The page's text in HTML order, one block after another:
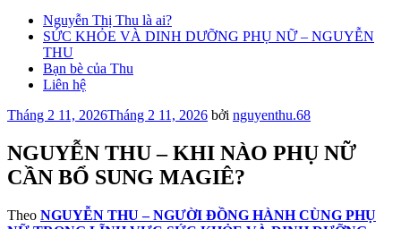
Nguyễn Thị Thu là ai?
SỨC KHỎE VÀ DINH DƯỠNG PHỤ NỮ – NGUYỄN
THU
Bạn bè của Thu
Liên hệ
Đăng
Tháng 2 11, 2026Tháng 2 11, 2026 bởi nguyenthu.68
NGUYỄN THU – KHI NÀO PHỤ NỮ
CẦN BỔ SUNG MAGIÊ?
Theo NGUYỄN THU – NGƯỜI ĐỒNG HÀNH CÙNG PHỤ